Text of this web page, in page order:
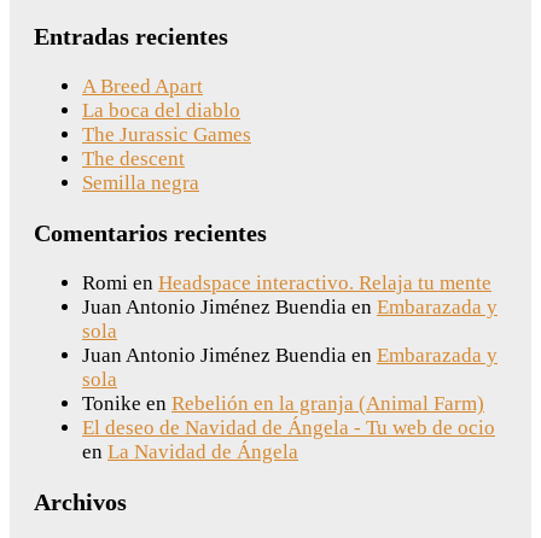
Entradas recientes
A Breed Apart
La boca del diablo
The Jurassic Games
The descent
Semilla negra
Comentarios recientes
Romi en Headspace interactivo. Relaja tu mente
Juan Antonio Jiménez Buendia en Embarazada y
sola
Juan Antonio Jiménez Buendia en Embarazada y
sola
Tonike en Rebelión en la granja (Animal Farm)
El deseo de Navidad de Ángela - Tu web de ocio
en La Navidad de Ángela
Archivos